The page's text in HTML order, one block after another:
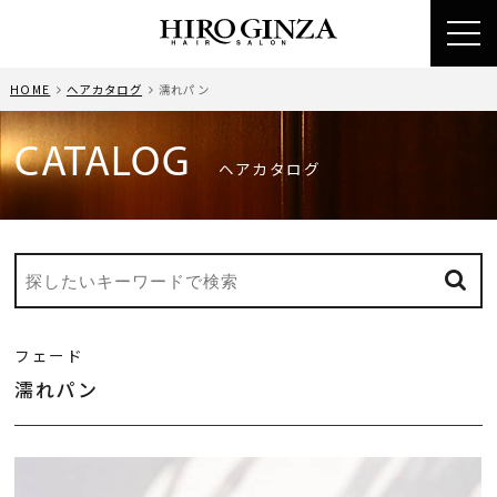
HOME ヘアカタログ 濡れパン
CATALOG ヘアカタログ
フェード
濡れパン